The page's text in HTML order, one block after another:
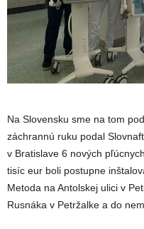
Na Slovensku sme na tom
záchrannú ruku podal
v Bratislave 6 nových
tisíc eur boli postupne
Metoda na Antolskej ulici v
Rusnáka v Petržalke a do